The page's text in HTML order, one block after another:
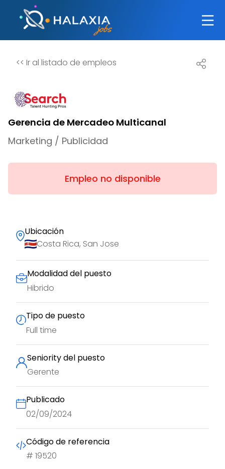
<< Ir al listado de empleos
Gerencia de Mercadeo Multicanal
Marketing / Publicidad
Empleo no disponible
Ubicación
Costa Rica, San Jose
Modalidad del puesto
Hibrido
Tipo de puesto
Full time
Seniority del puesto
Gerente
Publicado
02/09/2024
Código de referencia
# 19520